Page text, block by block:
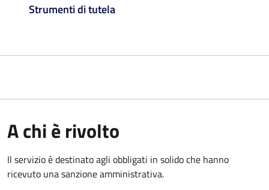
Strumenti di tutela
A chi è rivolto
Il servizio è destinato agli obbligati in solido che hanno
ricevuto una sanzione amministrativa.